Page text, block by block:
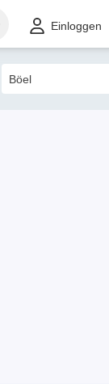
Einloggen